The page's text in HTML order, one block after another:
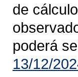
de
poderá
13/12/